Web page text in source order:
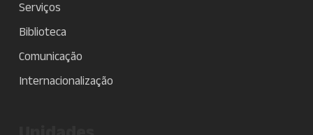
Serviços
Biblioteca
Comunicação
Internacionalização